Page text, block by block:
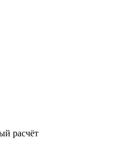
расчёт